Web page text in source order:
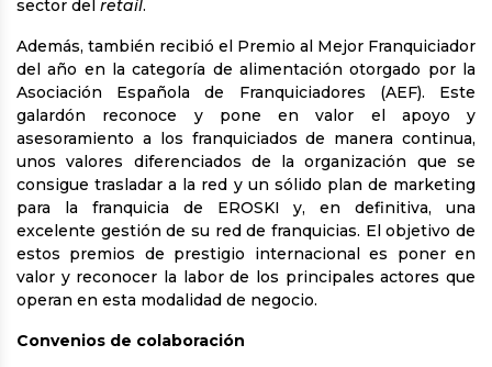
sector del retail.
Además, también recibió el Premio al Mejor Franquiciador
del año en la categoría de alimentación otorgado por la
Asociación Española de Franquiciadores (AEF). Este
galardón reconoce y pone en valor el apoyo y
asesoramiento a los franquiciados de manera continua,
unos valores diferenciados de la organización que se
consigue trasladar a la red y un sólido plan de marketing
para la franquicia de EROSKI y, en definitiva, una
excelente gestión de su red de franquicias. El objetivo de
estos premios de prestigio internacional es poner en
valor y reconocer la labor de los principales actores que
operan en esta modalidad de negocio.
Convenios de colaboración